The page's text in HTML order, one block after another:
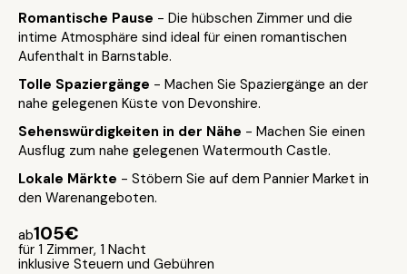
Romantische Pause - Die hübschen Zimmer und die
intime Atmosphäre sind ideal für einen romantischen
Aufenthalt in Barnstable.
Tolle Spaziergänge - Machen Sie Spaziergänge an der
nahe gelegenen Küste von Devonshire.
Sehenswürdigkeiten in der Nähe - Machen Sie einen
Ausflug zum nahe gelegenen Watermouth Castle.
Lokale Märkte - Stöbern Sie auf dem Pannier Market in
den Warenangeboten.
ab105€
für 1 Zimmer, 1 Nacht
inklusive Steuern und Gebühren